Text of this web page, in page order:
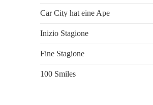
Car City hat eine Ape
Inizio Stagione
Fine Stagione
100 Smiles